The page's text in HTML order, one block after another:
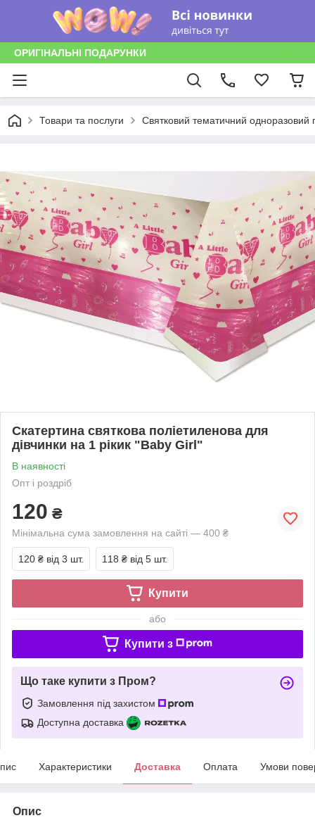
ОРИГІНАЛЬНІ ПОДАРУНКИ
Товари та послуги Святковий тематичний одноразовий
Скатертина святкова поліетиленова для
дівчинки на 1 рікик "Baby Girl"
В наявності
Опт і роздріб
120 ₴
Мінімальна сума замовлення на сайті — 400 ₴
120 ₴ від 3 шт. 118 ₴ від 5 шт.
Купити
або
Купити з
Що таке купити з Пром?
Замовлення під захистом
Доступна доставка
Характеристики Доставка Оплата Умови
Опис